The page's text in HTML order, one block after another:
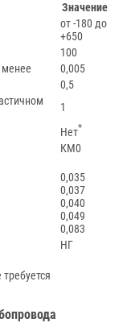
Значение
от -180 до
+650
100
0,005
0,5
1
Нет*
КМ0
0,035
0,037
0,040
0,049
0,083
НГ